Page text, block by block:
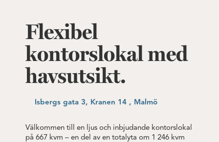
Flexibel
kontorslokal med
havsutsikt.
Isbergs gata 3, Kranen 14 , Malmö
Välkommen till en ljus och inbjudande kontorslokal
på 667 kvm – en del av en totalyta om 1 246 kvm